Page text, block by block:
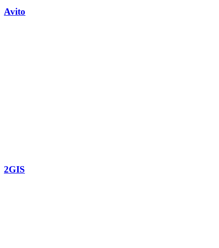
Avito
2GIS